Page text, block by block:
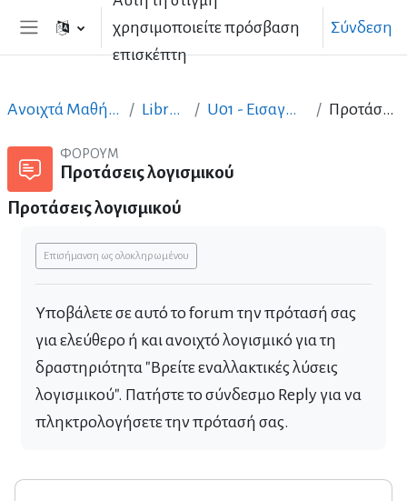
Μετάβαση στο κεντρικό περιεχόμενο
Πλευρικός πίνακας
χρησιμοποιείτε πρόσβαση
επισκέπτη
Σύνδεση
Ανοιχτά Μαθήματα στα Ελληνικά LibreOffice_GR U01 - Εισαγωγή στο LibreOffice Προτάσεις λογισμικού
ΦΌΡΟΥΜ
Προτάσεις λογισμικού
Προτάσεις λογισμικού
Απαιτήσεις ολοκλήρωσης
Επισήμανση ως ολοκληρωμένου
Υποβάλετε σε αυτό το forum την πρότασή σας
για ελεύθερο ή και ανοιχτό λογισμικό για τη
δραστηριότητα "Βρείτε εναλλακτικές λύσεις
λογισμικού". Πατήστε το σύνδεσμο Reply για να
πληκτρολογήσετε την πρότασή σας.